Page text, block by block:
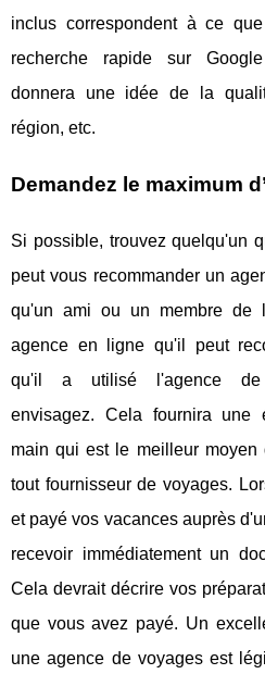
inclus correspondent à ce
recherche rapide sur
donnera une idée de la
région, etc.
Demandez le maximum
Si possible, trouvez quelqu'un
peut vous recommander un
qu'un ami ou un membre de
agence en ligne qu'il peut
qu'il a utilisé l'agence
envisagez. Cela fournira une
main qui est le meilleur
tout fournisseur de voyages.
et payé vos vacances auprès
recevoir immédiatement un
Cela devrait décrire vos
que vous avez payé. Un
une agence de voyages est